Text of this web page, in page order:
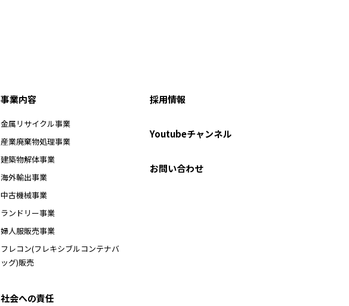
事業内容
金属リサイクル事業
産業廃棄物処理事業
建築物解体事業
海外輸出事業
中古機械事業
ランドリー事業
婦人服販売事業
フレコン(フレキシブルコンテナバ
ッグ)販売
社会への責任
採用情報
Youtubeチャンネル
お問い合わせ